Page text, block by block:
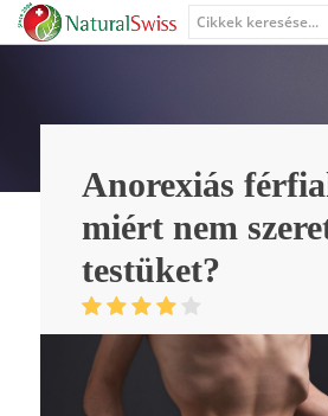
Anorexiás
miért nem
testüket?